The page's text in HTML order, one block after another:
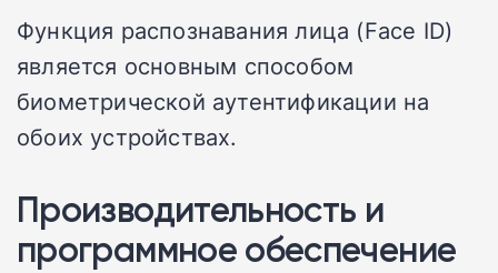
Функция распознавания лица (Face ID)
является основным способом
биометрической аутентификации на
обоих устройствах.
Производительность и
программное обеспечение